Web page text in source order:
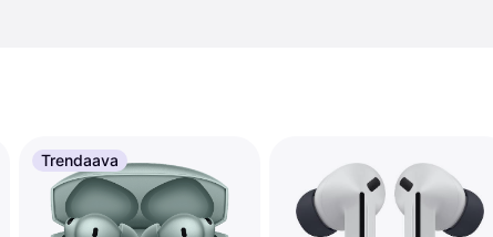
Trendaava